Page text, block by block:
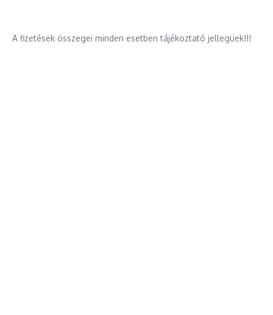
A fizetések összegei minden esetben tájékoztató jellegüek!!!